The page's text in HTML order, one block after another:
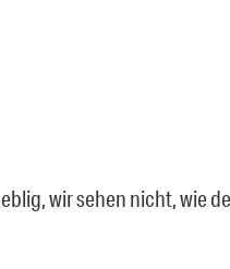
wir sehen nicht, wie